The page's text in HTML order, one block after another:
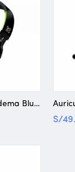
Auriculares con diadema Bluetooth con luces Klip Xtreme
S/